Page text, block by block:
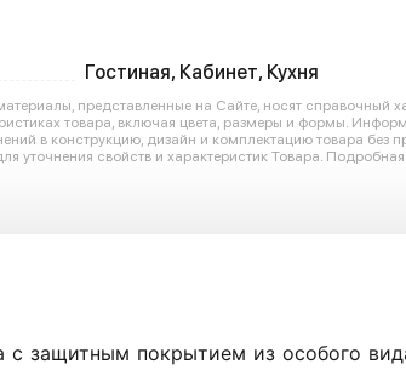
Гостиная, Кабинет, Кухня
представленные на Сайте, носят справочный
товара, включая цвета, размеры и формы.
в конструкцию, дизайн и комплектацию товара
уточнения свойств и характеристик Товара.
с защитным покрытием из особого